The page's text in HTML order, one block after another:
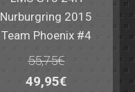
Nurburgring 2015
Team Phoenix #4
55,75€
El
49,95€El